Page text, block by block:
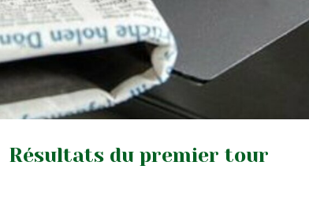
Résultats du premier tour